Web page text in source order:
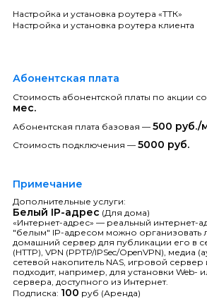
Настройка и установка роутера «ТТК»
Настройка и установка роутера клиента
Абонентская плата
Стоимость абонентской платы по акции
мес.
Абонентская плата базовая — 500 руб./
Стоимость подключения — 5000 руб.
Примечание
Дополнительные услуги:
Белый IP-адрес (Для дома)
«Интернет-адрес» — реальный интернет-
"белым" IP-адресом можно организовать
домашний сервер для публикации его в
(HTTP), VPN (PPTP/IPSec/OpenVPN), медиа
сетевой накопитель NAS, игровой сервер
подходит, например, для установки Web-
сервера, доступного из Интернет.
Подписка: 100 руб (Аренда)